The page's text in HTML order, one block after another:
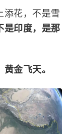
添花，不是雪
是印度，是那
金飞天。